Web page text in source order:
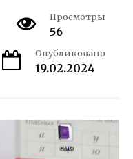
Просмотры
56
Опубликовано
19.02.2024